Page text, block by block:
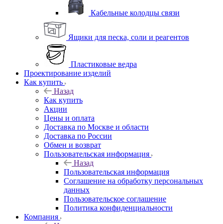
Кабельные колодцы связи
Ящики для песка, соли и реагентов
Пластиковые ведра
Проектирование изделий
Как купить
Назад
Как купить
Акции
Цены и оплата
Доставка по Москве и области
Доставка по России
Обмен и возврат
Пользовательская информация
Назад
Пользовательская информация
Соглашение на обработку персональных
данных
Пользовательское соглашение
Политика конфиденциальности
Компания